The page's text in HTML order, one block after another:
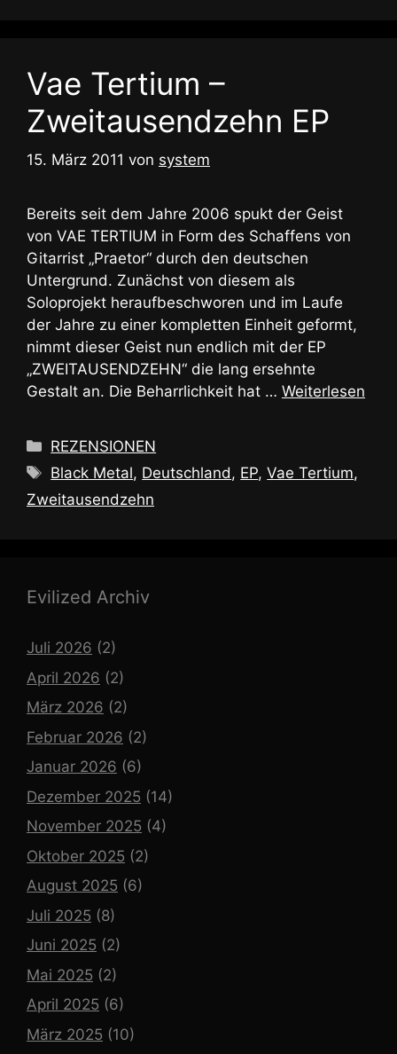
Vae Tertium –
Zweitausendzehn EP
15. März 2011 von system
Bereits seit dem Jahre 2006 spukt der Geist
von VAE TERTIUM in Form des Schaffens von
Gitarrist „Praetor“ durch den deutschen
Untergrund. Zunächst von diesem als
Soloprojekt heraufbeschworen und im Laufe
der Jahre zu einer kompletten Einheit geformt,
nimmt dieser Geist nun endlich mit der EP
„ZWEITAUSENDZEHN“ die lang ersehnte
Gestalt an. Die Beharrlichkeit hat … Weiterlesen
Kategorien
REZENSIONEN
Schlagwörter
Black Metal, Deutschland, EP,Vae Tertium,
Zweitausendzehn
Evilized Archiv
Juli 2026 (2)
April 2026 (2)
März 2026 (2)
Februar 2026 (2)
Januar 2026 (6)
Dezember 2025 (14)
November 2025 (4)
Oktober 2025 (2)
August 2025 (6)
Juli 2025 (8)
Juni 2025 (2)
Mai 2025 (2)
April 2025 (6)
März 2025 (10)